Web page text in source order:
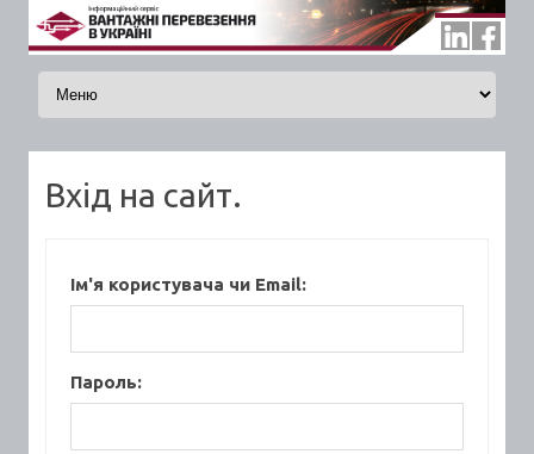
Skip to content
Вхід на сайт.
Ім'я користувача чи Email:
Пароль: